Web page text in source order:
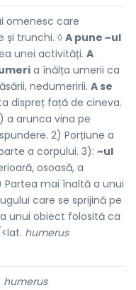
omenesc care
și trunchi. ◊ A pune ~ul
unei activități. A
a înălța umerii ca
nedumeririi. A se
dispreț față de cineva.
a arunca vina pe
2) Porțiune a
a corpului. 3): ~ul
osoasă, a
mai înaltă a unui
care se sprijină pe
unui obiect folosită ca
humerus
humerus